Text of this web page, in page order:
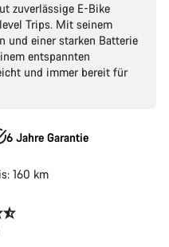
zuverlässige E-Bike
Trips. Mit seinem
und einer starken Batterie
entspannten
und immer bereit für
6 Jahre Garantie
160 km